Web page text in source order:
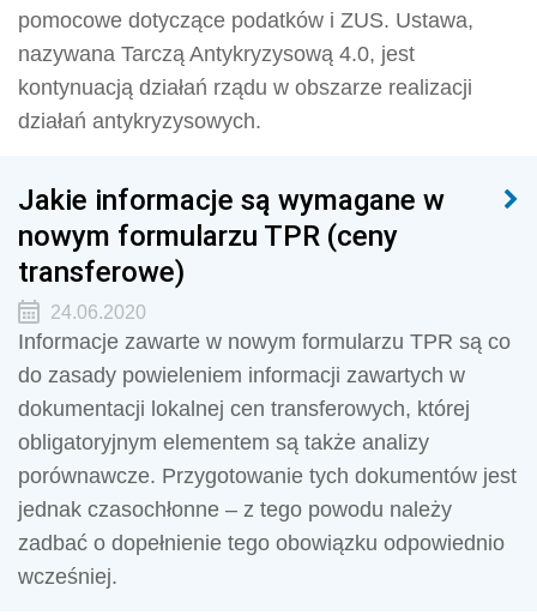
pomocowe dotyczące podatków i ZUS. Ustawa,
nazywana Tarczą Antykryzysową 4.0, jest
kontynuacją działań rządu w obszarze realizacji
działań antykryzysowych.
Jakie informacje są wymagane w
nowym formularzu TPR (ceny
transferowe)
24.06.2020
Informacje zawarte w nowym formularzu TPR są co
do zasady powieleniem informacji zawartych w
dokumentacji lokalnej cen transferowych, której
obligatoryjnym elementem są także analizy
porównawcze. Przygotowanie tych dokumentów jest
jednak czasochłonne – z tego powodu należy
zadbać o dopełnienie tego obowiązku odpowiednio
wcześniej.